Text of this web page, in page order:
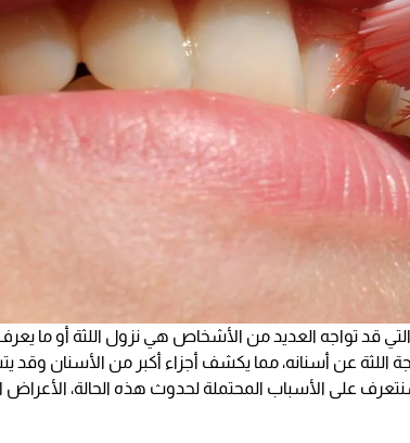
قد تواجه العديد من الأشخاص هي نزول اللثة أو ما يعرف
عن أسنانه، مما يكشف أجزاء أكبر من الأسنان وقد
على الأسباب المحتملة لحدوث هذه الحالة، الأعراض